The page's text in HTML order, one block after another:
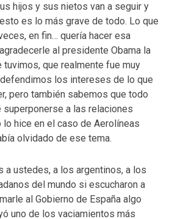
hijos y sus nietos van a seguir y
es lo más grave de todo. Lo que
en fin… quería hacer esa
al presidente Obama la
tuvimos, que realmente fue muy
los intereses de lo que
pero también sabemos que todo
superponerse a las relaciones
hice en el caso de Aerolíneas
olvidado de ese tema.
a ustedes, a los argentinos, a los
del mundo si escucharon a
al Gobierno de España algo
uno de los vaciamientos más